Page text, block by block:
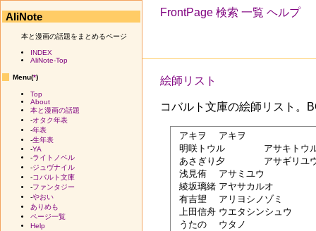
FrontPage 検索 一覧 ヘルプ
絵師リスト
コバルト文庫の絵師リスト。
アキヲ	アキヲ
明咲トウル	アサキトウル
あさぎり夕	アサギリユウ
浅見侑	アサミユウ
綾坂璃緒	アヤサカルオ
有吉望	アリヨシノゾミ
上田信舟	ウエタシンシュウ
うたの	ウタノ
AliNote
本と漫画の話題をまとめるページ
INDEX
AliNote-Top
Menu(*)
Top
About
本と漫画の話題
-オタク年表
-年表
-生年表
-YA
-ライトノベル
-ジュヴナイル
-コバルト文庫
-ファンタジー
-やおい
ありめも
ページ一覧
Help